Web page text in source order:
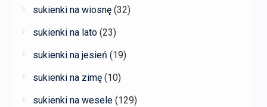
sukienki na wiosnę (32)
sukienki na lato (23)
sukienki na jesień (19)
sukienki na zimę (10)
sukienki na wesele (129)